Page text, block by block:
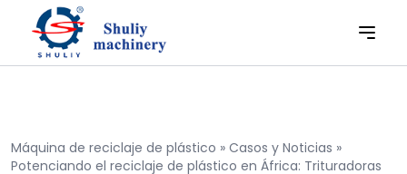
Máquina de reciclaje de plástico » Casos y Noticias »
Potenciando el reciclaje de plástico en África: Trituradoras